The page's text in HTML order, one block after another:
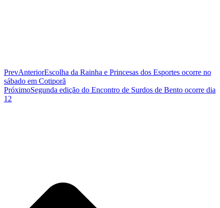
PrevAnteriorEscolha da Rainha e Princesas dos Esportes ocorre no
sábado em Cotiporã
PróximoSegunda edição do Encontro de Surdos de Bento ocorre dia
12